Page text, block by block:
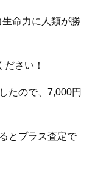
生命力に人類が勝
ださい！
たので、7,000円
とプラス査定で